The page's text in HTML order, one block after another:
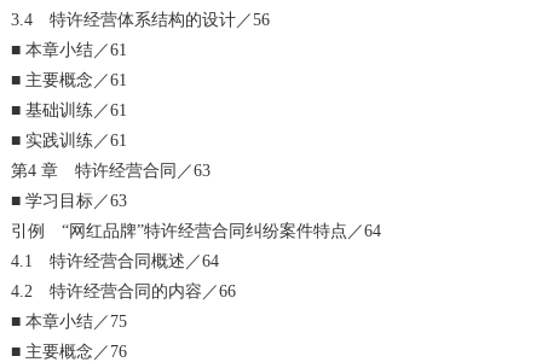
3.4 特许经营体系结构的设计／56
■ 本章小结／61
■ 主要概念／61
■ 基础训练／61
■ 实践训练／61
第4 章 特许经营合同／63
■ 学习目标／63
引例 “网红品牌”特许经营合同纠纷案件特点／64
4.1 特许经营合同概述／64
4.2 特许经营合同的内容／66
■ 本章小结／75
■ 主要概念／76